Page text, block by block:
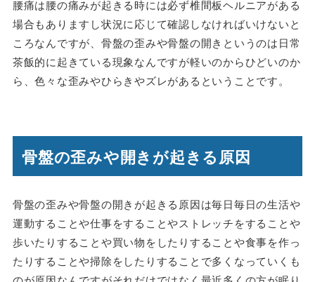
腰痛は腰の痛みが起きる時には必ず椎間板ヘルニアがある
場合もありますし状況に応じて確認しなければいけないと
ころなんですが、骨盤の歪みや骨盤の開きというのは日常
茶飯的に起きている現象なんですが軽いのからひどいのか
ら、色々な歪みやひらきやズレがあるということです。
骨盤の歪みや開きが起きる原因
骨盤の歪みや骨盤の開きが起きる原因は毎日毎日の生活や
運動することや仕事をすることやストレッチをすることや
歩いたりすることや買い物をしたりすることや食事を作っ
たりすることや掃除をしたりすることで多くなっていくも